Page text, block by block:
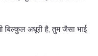
बिल्कुल अधूरी है, तुम जैसा भाई